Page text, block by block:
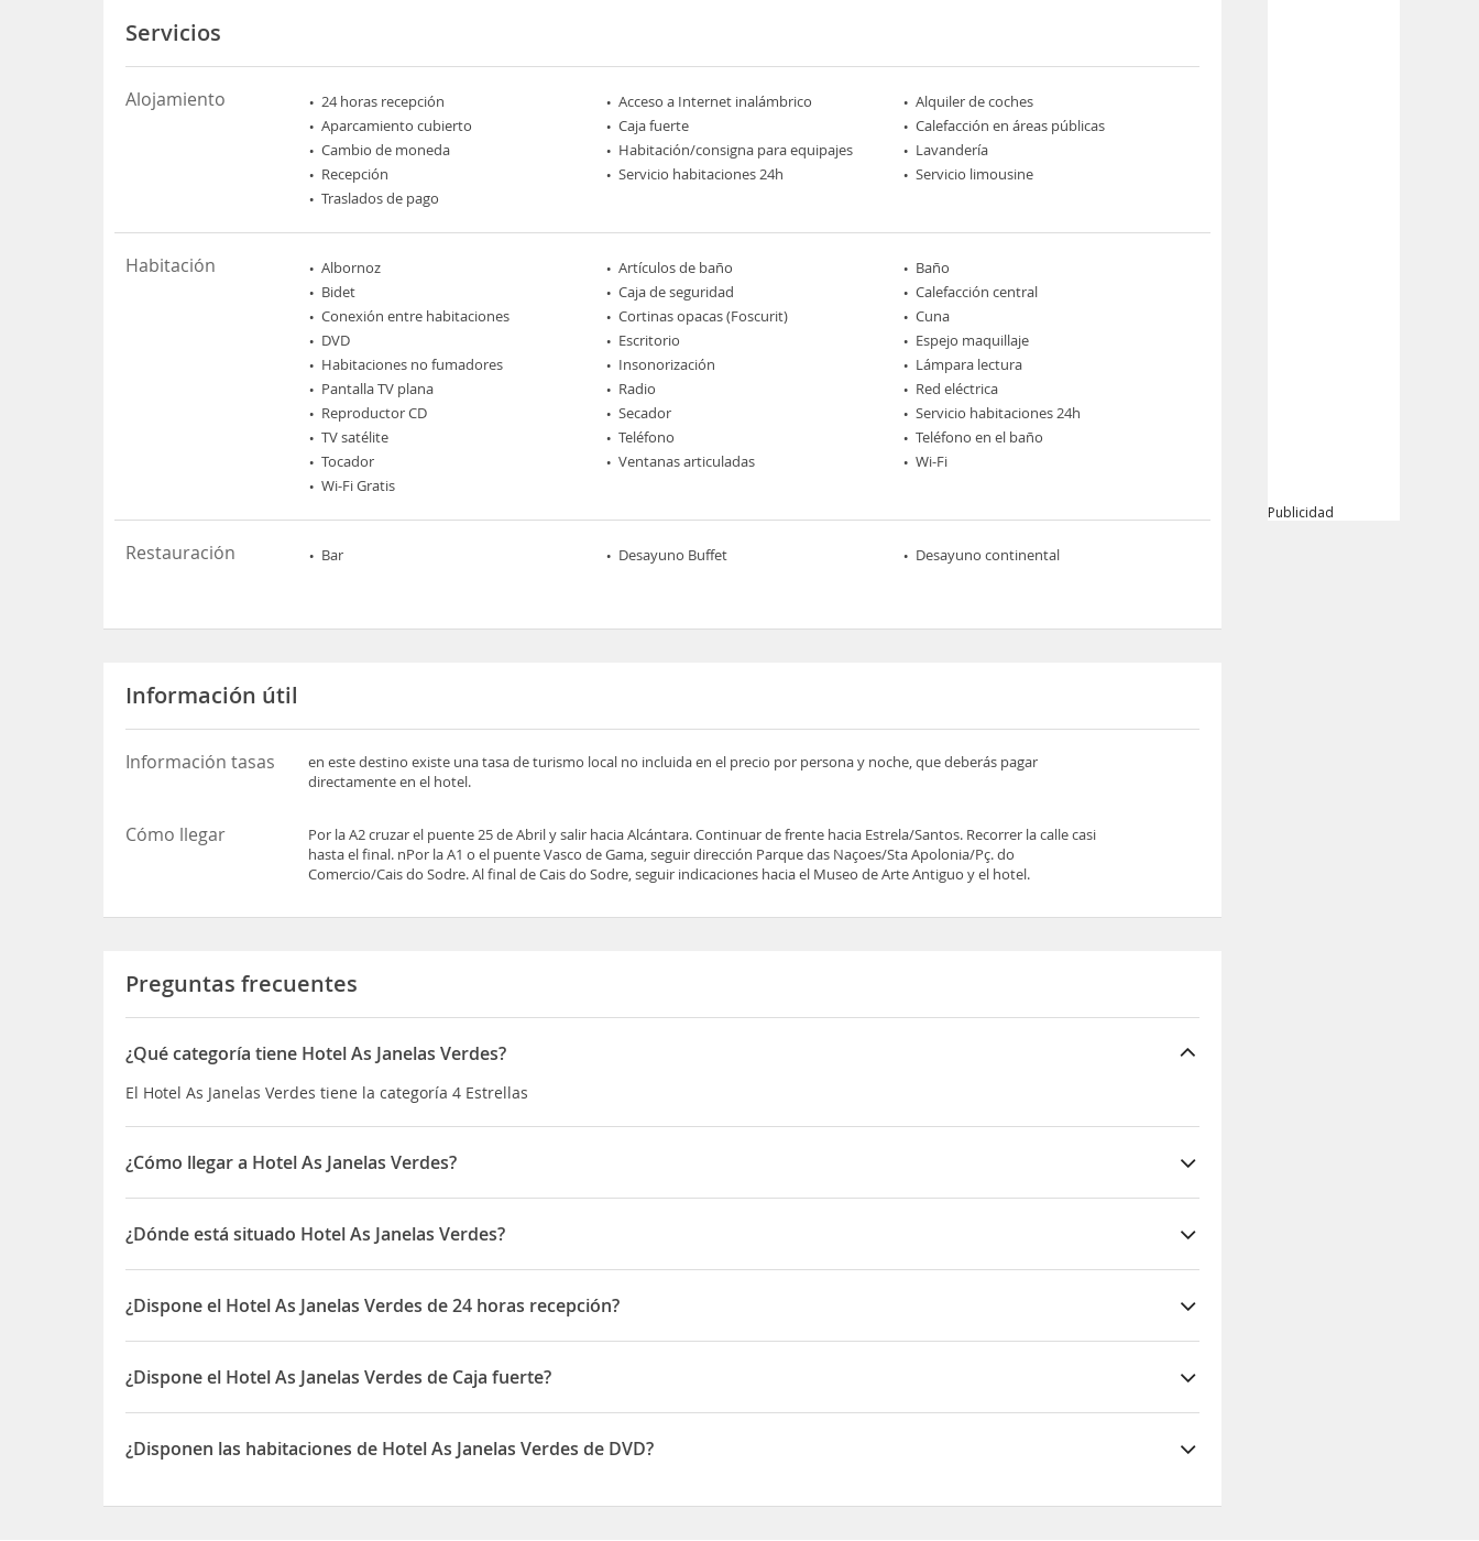
Servicios
Alojamiento 24 horas recepción Acceso a Internet inalámbrico
Alquiler de coches
Aparcamiento cubierto
Caja fuerte
Calefacción en áreas públicas
Cambio de moneda
Habitación/consigna para equipajes
Lavandería
Recepción
Servicio habitaciones 24h
Servicio limousine
Traslados de pago
Habitación Albornoz Artículos de baño
Baño
Bidet
Caja de seguridad
Calefacción central
Conexión entre habitaciones
Cortinas opacas (Foscurit)
Cuna
DVD
Escritorio
Espejo maquillaje
Habitaciones no fumadores
Insonorización
Lámpara lectura
Pantalla TV plana
Radio
Red eléctrica
Reproductor CD
Secador
Servicio habitaciones 24h
TV satélite
Teléfono
Teléfono en el baño
Tocador
Ventanas articuladas
Wi-Fi
Wi-Fi Gratis
Restauración Bar Desayuno Buffet Desayuno continental
Información útil
Información tasas
en este destino existe una tasa de turismo local no incluida en el precio por persona y noche, que deberás pagar
directamente en el hotel.
Cómo llegar
Por la A2 cruzar el puente 25 de Abril y salir hacia Alcántara. Continuar de frente hacia Estrela/Santos. Recorrer la calle casi
hasta el final. nPor la A1 o el puente Vasco de Gama, seguir dirección Parque das Naçoes/Sta Apolonia/Pç. do
Comercio/Cais do Sodre. Al final de Cais do Sodre, seguir indicaciones hacia el Museo de Arte Antiguo y el hotel.
Preguntas frecuentes
¿Qué categoría tiene Hotel As Janelas Verdes?
El Hotel As Janelas Verdes tiene la categoría 4 Estrellas
¿Cómo llegar a Hotel As Janelas Verdes?
Por la A2 cruzar el puente 25 de Abril y salir hacia Alcántara. Continuar de frente hacia Estrela/Santos. Recorrer la calle casi hasta el
final. nPor la A1 o el puente Vasco de Gama, seguir dirección Parque das Naçoes/Sta Apolonia/Pç. do Comercio/Cais do Sodre. Al final de
Cais do Sodre, seguir indicaciones hacia el Museo de Arte Antiguo y el hotel.
¿Dónde está situado Hotel As Janelas Verdes?
El Hotel As Janelas Verdes está situado en R.das Janelas Verdes 47
¿Dispone el Hotel As Janelas Verdes de 24 horas recepción?
Sí, el Hotel As Janelas Verdes dispone de 24 horas recepción
¿Dispone el Hotel As Janelas Verdes de Caja fuerte?
Sí, el Hotel As Janelas Verdes dispone de Caja fuerte
¿Disponen las habitaciones de Hotel As Janelas Verdes de DVD?
Publicidad